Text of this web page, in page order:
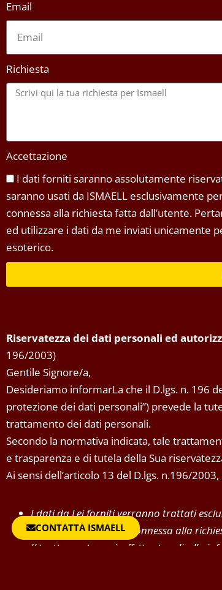
Email
Richiesta
Accettazione
I dati forniti saranno assolutamente
saranno usati da ISMAELL esclusivamente
connessa alla richiesta fatta dall’utente.
ed utilizzare i dati da me inviati unicamente
esoterico.
Riservatezza dei dati personali ed
196/2003)
Gentile Signore/a,
Desideriamo informarLa che il D.lgs. n. 196
protezione dei dati personali”) prevede la
trattamento dei dati personali.
Secondo la normativa indicata, tale
e trasparenza e di tutela della Sua
Ai sensi dell’articolo 13 del D.lgs. n.196/
I dati da Lei forniti verranno trattati
attività professionale connessa alla
Il trattamento sarà effettuato a livello
CONTATTA ISMAELL